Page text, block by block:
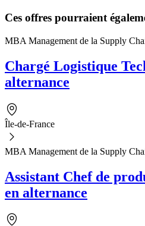
Ces offres pourraient
MBA Management de la Supply
Chargé Logistique
alternance
Île-de-France
MBA Management de la Supply
Assistant Chef de
en alternance